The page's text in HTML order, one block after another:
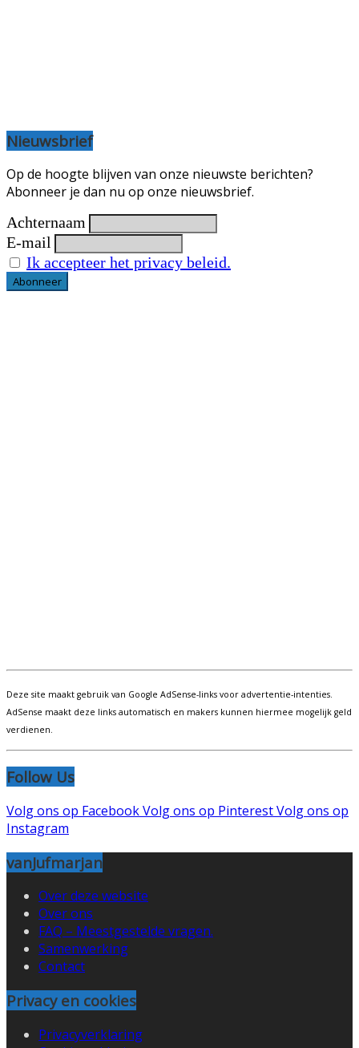
Nieuwsbrief
Op de hoogte blijven van onze nieuwste berichten?
Abonneer je dan nu op onze nieuwsbrief.
Achternaam
E-mail
Ik accepteer het privacy beleid.
Deze site maakt gebruik van Google AdSense-links voor advertentie-intenties.
AdSense maakt deze links automatisch en makers kunnen hiermee mogelijk geld
verdienen.
Follow Us
Volg ons op FacebookVolg ons op PinterestVolg ons op
Instagram
vanJufmarjan
Over deze website
Over ons
FAQ – Meestgestelde vragen.
Samenwerking
Contact
Privacy en cookies
Privacyverklaring